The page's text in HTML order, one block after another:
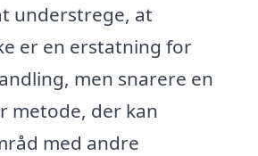
understrege, at
er en erstatning for
men snarere en
metode, der kan
med andre